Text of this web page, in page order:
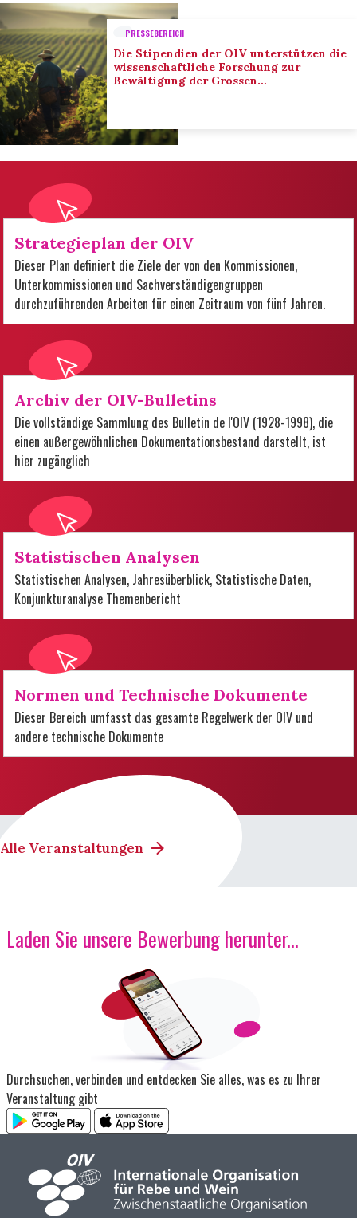
PRESSEBEREICH
Die Stipendien der OIV unterstützen die
wissenschaftliche Forschung zur
Bewältigung der Grossen
Strategieplan der OIV
Dieser Plan definiert die Ziele der von den Kommissionen,
Unterkommissionen und Sachverständigengruppen
durchzuführenden Arbeiten für einen Zeitraum von fünf Jahren.
Archiv der OIV-Bulletins
Die vollständige Sammlung des Bulletin de l'OIV (1928-1998), die
einen außergewöhnlichen Dokumentationsbestand darstellt, ist
hier zugänglich
Statistischen Analysen
Statistischen Analysen, Jahresüberblick, Statistische Daten,
Konjunkturanalyse Themenbericht
Normen und Technische Dokumente
Dieser Bereich umfasst das gesamte Regelwerk der OIV und
andere technische Dokumente
Alle Veranstaltungen
Laden Sie unsere Bewerbung herunter...
Durchsuchen, verbinden und entdecken Sie alles, was es zu Ihrer
Veranstaltung gibt